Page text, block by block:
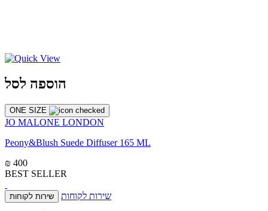
הוספה לסל
ONE SIZE
JO MALONE LONDON
Peony&Blush Suede Diffuser 165 ML
₪ 400
BEST SELLER
שירות לקוחות שירות לקוחות